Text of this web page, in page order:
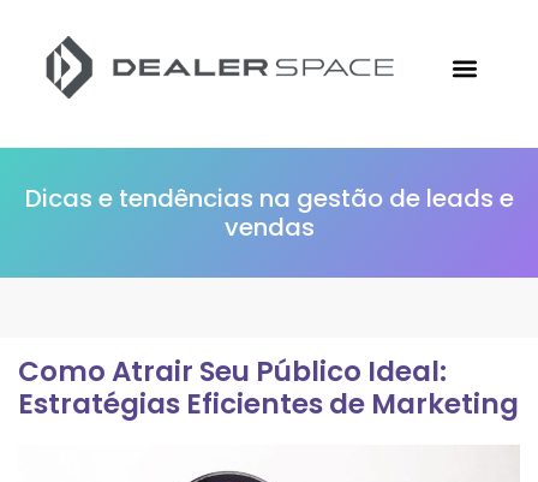
Dicas e tendências na gestão de leads e
vendas
Como Atrair Seu Público Ideal:
Estratégias Eficientes de Marketing